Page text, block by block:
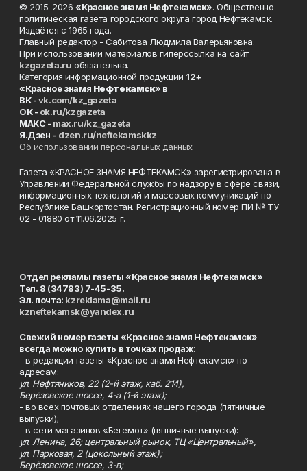
© 2015-2026 «Красное знамя Нефтекамск». Общественно-
политическая газета городского округа город Нефтекамск.
Издаётся с 1965 года.
Главный редактор - Сабитова Людмила Валерьяновна.
При использовании материалов гиперссылка на сайт
kzgazeta.ru обязательна.
Категория информационной продукции 12+
«Красное знамя Нефтекамск» в
ВК -vk.com/kz_gazeta
ОК - ok.ru/kzgazeta
MAKC - max.ru/kz_gazeta
Я.Дзен - dzen.ru/neftekamskkz
Об использовании персональных данных
Газета «КРАСНОЕ ЗНАМЯ НЕФТЕКАМСК» зарегистрирована в
Управлении Федеральной службы по надзору в сфере связи,
информационных технологий и массовых коммуникаций по
Республике Башкортостан. Регистрационный номер ПИ № ТУ
02 - 01880 от 11.06.2025 г.
Отдел рекламы газеты «Красное знамя Нефтекамск»
Тел. 8 (34783) 7-45-35.
Эл. почта: kzreklama@mail.ru
kzneftekamsk@yandex.ru
Свежий номер газеты «Красное знамя Нефтекамск»
всегда можно купить в точках продаж:
- в редакции газеты «Красное знамя Нефтекамск» по
адресам:
ул. Нефтяников, 22 (2-й этаж, каб. 214),
Берёзовское шоссе, 4-а (1-й этаж);
- во всех почтовых отделениях нашего города (пятничные
выпуски);
- в сети магазинов «Бегемот» (пятничные выпуски):
ул. Ленина, 26; центральный рынок, ТЦ «Центральный»,
ул. Парковая, 2 (цокольный этаж);
Берёзовское шоссе, 3-в;